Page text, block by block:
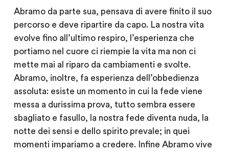
Abramo da parte sua, pensava di avere finito il suo
percorso e deve ripartire da capo. La nostra vita
evolve fino all’ultimo respiro, l’esperienza che
portiamo nel cuore ci riempie la vita ma non ci
mette mai al riparo da cambiamenti e svolte.
Abramo, inoltre, fa esperienza dell’obbedienza
assoluta: esiste un momento in cui la fede viene
messa a durissima prova, tutto sembra essere
sbagliato e fasullo, la nostra fede diventa nuda, la
notte dei sensi e dello spirito prevale; in quei
momenti impariamo a credere. Infine Abramo vive